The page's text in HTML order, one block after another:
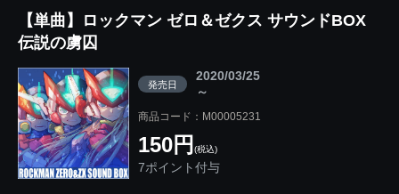
【単曲】ロックマン ゼロ＆ゼクス サウンドBOX
伝説の虜囚
発売日
2020/03/25
～
商品コード：M00005231
150円 (税込)
7ポイント付与